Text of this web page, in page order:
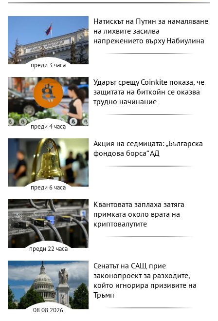
преди 3 часа
Натискът на Путин за намаляване
на лихвите засилва
напрежението върху Набиулина
преди 4 часа
Ударът срещу Coinkite показа, че
защитата на биткойн се оказва
трудно начинание
преди 6 часа
Акция на седмицата: „Българска
фондова борса“ АД
преди 22 часа
Квантовата заплаха затяга
примката около врата на
криптовалутите
08.08.2026
Сенатът на САЩ прие
законопроект за разходите,
който игнорира призивите на
Тръмп